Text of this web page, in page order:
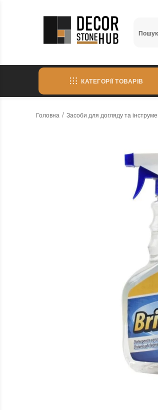
КАТЕГОРІЇ ТОВАРІВ
Головна Засоби для догляду та